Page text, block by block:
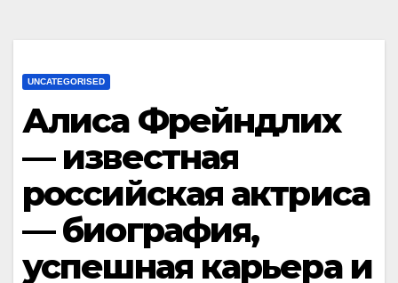
UNCATEGORISED
Алиса Фрейндлих
— известная
российская актриса
— биография,
успешная карьера и